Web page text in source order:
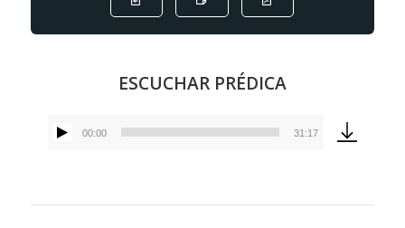
ESCUCHAR PRÉDICA
Reproductor
00:00 31:17